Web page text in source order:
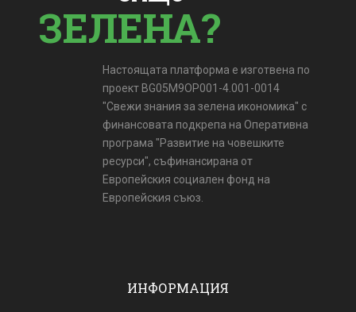
ЗЕЛЕНА?
Настоящата платформа е изготвена по
проект BG05M9OP001-4.001-0014
"Свежи знания за зелена икономика" с
финансовата подкрепа на Оперативна
програма "Развитие на човешките
ресурси", съфинансирана от
Европейския социален фонд на
Европейския съюз.
ИНФОРМАЦИЯ